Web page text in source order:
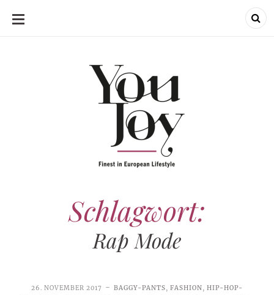
SKIP
Schlagwort:
Rap Mode
26. NOVEMBER 2017 BAGGY-PANTS, FASHION,HIP-HOP-